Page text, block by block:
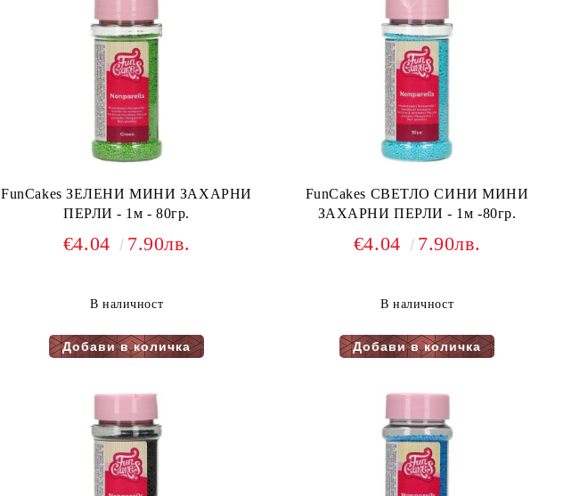
FunCakes ЗЕЛЕНИ МИНИ ЗАХАРНИ
ПЕРЛИ - 1м - 80гр.
€4.04 7.90лв.
В наличност
FunCakes СВЕТЛО СИНИ МИНИ
ЗАХАРНИ ПЕРЛИ - 1м -80гр.
€4.04 7.90лв.
В наличност